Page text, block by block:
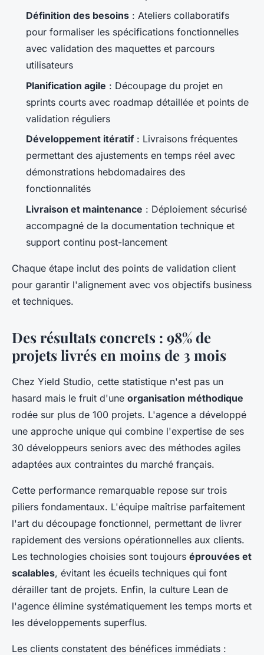
Définition des besoins : Ateliers collaboratifs
pour formaliser les spécifications fonctionnelles
avec validation des maquettes et parcours
utilisateurs
Planification agile : Découpage du projet en
sprints courts avec roadmap détaillée et points de
validation réguliers
Développement itératif : Livraisons fréquentes
permettant des ajustements en temps réel avec
démonstrations hebdomadaires des
fonctionnalités
Livraison et maintenance : Déploiement sécurisé
accompagné de la documentation technique et
support continu post-lancement
Chaque étape inclut des points de validation client
pour garantir l'alignement avec vos objectifs business
et techniques.
Des résultats concrets : 98% de
projets livrés en moins de 3 mois
Chez Yield Studio, cette statistique n'est pas un
hasard mais le fruit d'une organisation méthodique
rodée sur plus de 100 projets. L'agence a développé
une approche unique qui combine l'expertise de ses
30 développeurs seniors avec des méthodes agiles
adaptées aux contraintes du marché français.
Cette performance remarquable repose sur trois
piliers fondamentaux. L'équipe maîtrise parfaitement
l'art du découpage fonctionnel, permettant de livrer
rapidement des versions opérationnelles aux clients.
Les technologies choisies sont toujours éprouvées et
scalables, évitant les écueils techniques qui font
dérailler tant de projets. Enfin, la culture Lean de
l'agence élimine systématiquement les temps morts et
les développements superflus.
Les clients constatent des bénéfices immédiats :